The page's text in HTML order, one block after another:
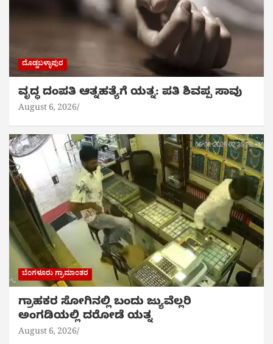
ದೊಡ್ಡಬಳ್ಳಾಪುರ
ವೃದ್ಧ ದಂಪತಿ ಆತ್ನಹತ್ಯೆಗೆ ಯತ್ನ: ಪತಿ ಶಿವಪ್ಪ ಸಾವು
August 6, 2026
ಬೆಂಗಳೂರು ಗ್ರಾಮಾಂತರ
ಗ್ರಾಹಕರ ಸೋಗಿನಲ್ಲಿ ಬಂದು ಜ್ಯುವೆಲ್ಲರಿ
ಅಂಗಡಿಯಲ್ಲಿ ದರೋಡೆ ಯತ್ನ
August 6, 2026